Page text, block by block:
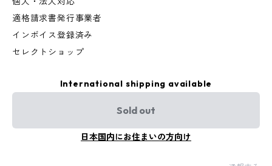
適格請求書発行事業者
インボイス登録済み
セレクトショップ
International shipping available
Sold out
日本国内にお住まいの方向け